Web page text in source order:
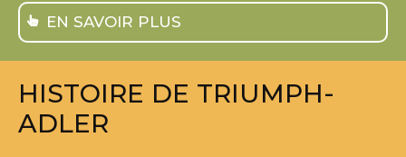
EN SAVOIR PLUS
HISTOIRE DE TRIUMPH-
ADLER